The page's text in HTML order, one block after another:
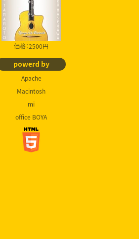
価格：2500円
powerd by
Apache
Macintosh
mi
office BOYA